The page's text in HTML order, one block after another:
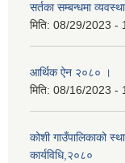
सर्तका सम्बन्धमा
मिति: 08/29/2023 -
आर्थिक ऐन २०८० ।
मिति: 08/16/2023 -
कोशी गाउँपालिकाको
कार्यविधि,२०८०